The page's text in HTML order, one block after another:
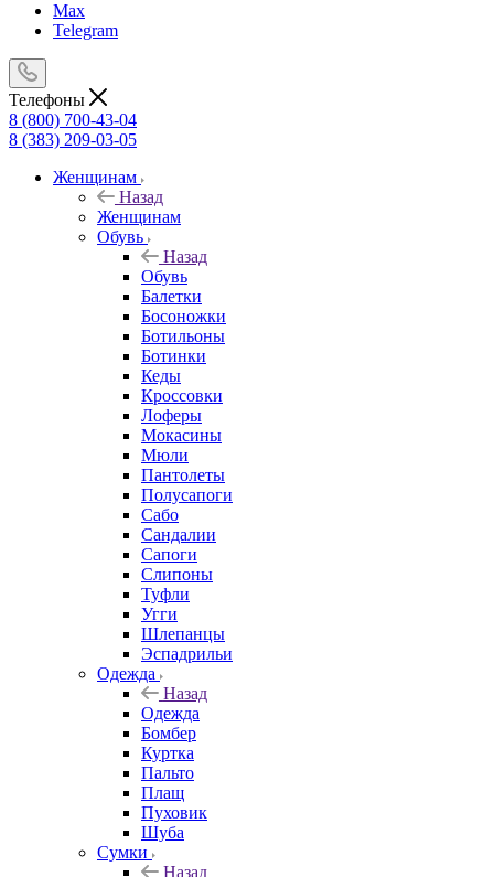
Max
Telegram
Телефоны
8 (800) 700-43-04
8 (383) 209-03-05
Женщинам
Назад
Женщинам
Обувь
Назад
Обувь
Балетки
Босоножки
Ботильоны
Ботинки
Кеды
Кроссовки
Лоферы
Мокасины
Мюли
Пантолеты
Полусапоги
Сабо
Сандалии
Сапоги
Слипоны
Туфли
Угги
Шлепанцы
Эспадрильи
Одежда
Назад
Одежда
Бомбер
Куртка
Пальто
Плащ
Пуховик
Шуба
Сумки
Назад